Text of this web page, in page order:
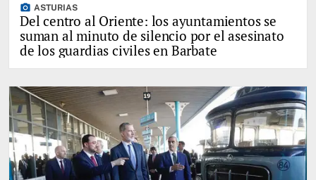
photo_camera ASTURIAS
Del centro al Oriente: los ayuntamientos se
suman al minuto de silencio por el asesinato
de los guardias civiles en Barbate